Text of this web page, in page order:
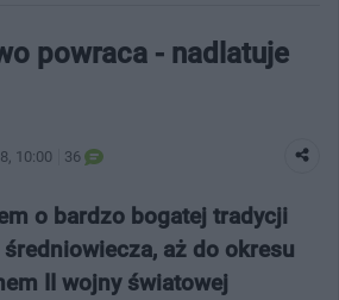
powraca - nadlatuje
10:00 36
o bardzo bogatej tradycji
aż do okresu
II wojny światowej